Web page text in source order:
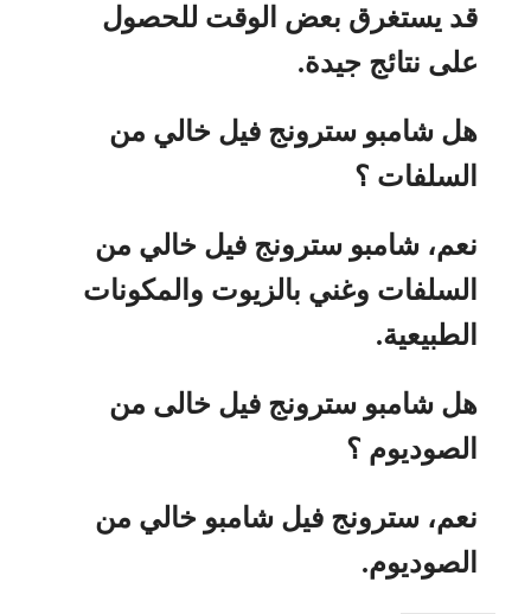
قد يستغرق بعض الوقت للحصول
على نتائج جيدة.
هل شامبو سترونج فيل خالي من
السلفات ؟
نعم، شامبو سترونج فيل خالي من
السلفات وغني بالزيوت والمكونات
الطبيعية.
هل شامبو سترونج فيل خالى من
الصوديوم ؟
نعم، سترونج فيل شامبو خالي من
الصوديوم.